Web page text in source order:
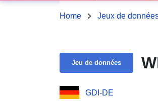
Home Jeux de
Jeu de données
GDI-DE